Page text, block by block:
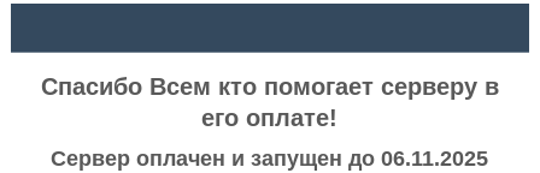
Спасибо Всем кто помогает серверу в
его оплате!
Сервер оплачен и запущен до 06.11.2025